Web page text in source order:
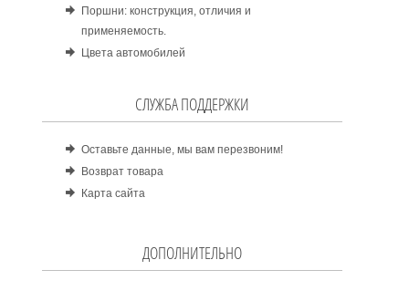
Поршни: конструкция, отличия и
применяемость.
Цвета автомобилей
СЛУЖБА ПОДДЕРЖКИ
Оставьте данные, мы вам перезвоним!
Возврат товара
Карта сайта
ДОПОЛНИТЕЛЬНО